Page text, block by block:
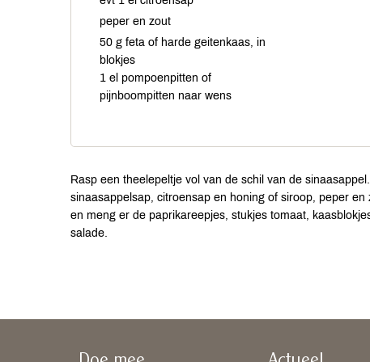
peper en zout
50 g feta of harde geitenkaas, in
blokjes
1 el pompoenpitten of
pijnboompitten naar wens
Rasp een theelepeltje vol van de schil van de
sinaasappelsap, citroensap en honing of siroop, peper
en meng er de paprikareepjes, stukjes tomaat,
salade.